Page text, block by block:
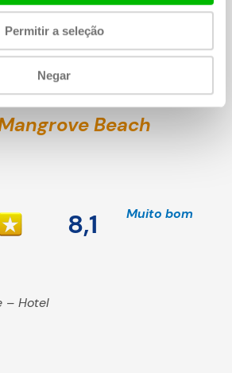
Permitir a seleção
Negar
Exibir Chogogo »
Beach
8,1 Muito bom
– Hotel